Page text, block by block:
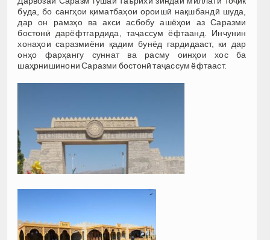
буда, бо сангҳои қиматбаҳои ороишӣ нақшбандӣ шуда,
дар он рамзҳо ва акси асбобу ашёҳои аз Саразми
бостонӣ дарёфтгардида, таҷассум ёфтаанд. Инчунин
хонаҳои саразмиёни қадим бунёд гардидааст, ки дар
онҳо фарҳангу суннат ва расму оинҳои хос ба
шаҳрнишинони Саразми бостонӣ таҷассум ёфтааст.